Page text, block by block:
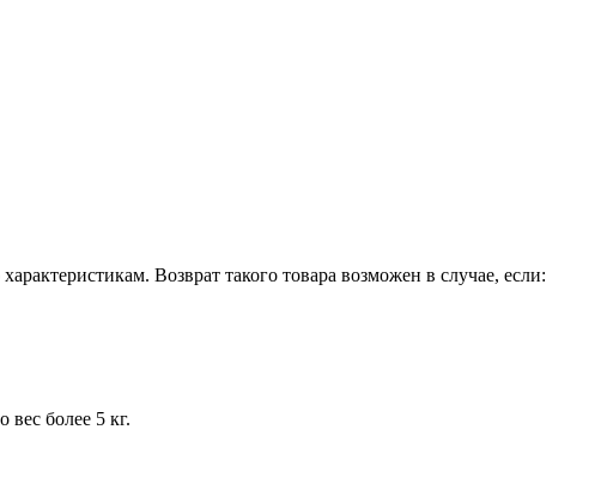
Возврат такого товара возможен в случае, если:
вес более 5 кг.